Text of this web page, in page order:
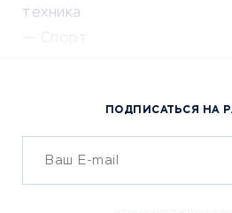
техника
Спорт
Сервисы доставки
ОБУЧЕНИЕ И РАБОТА
ПОДПИСАТЬСЯ НА